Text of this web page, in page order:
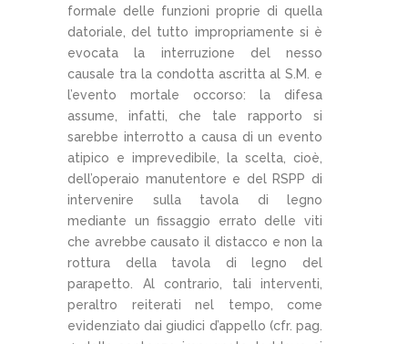
formale delle funzioni proprie di quella
datoriale, del tutto impropriamente si è
evocata la interruzione del nesso
causale tra la condotta ascritta al S.M. e
l’evento mortale occorso: la difesa
assume, infatti, che tale rapporto si
sarebbe interrotto a causa di un evento
atipico e imprevedibile, la scelta, cioè,
dell’operaio manutentore e del RSPP di
intervenire sulla tavola di legno
mediante un fissaggio errato delle viti
che avrebbe causato il distacco e non la
rottura della tavola di legno del
parapetto. Al contrario, tali interventi,
peraltro reiterati nel tempo, come
evidenziato dai giudici d’appello (cfr. pag.